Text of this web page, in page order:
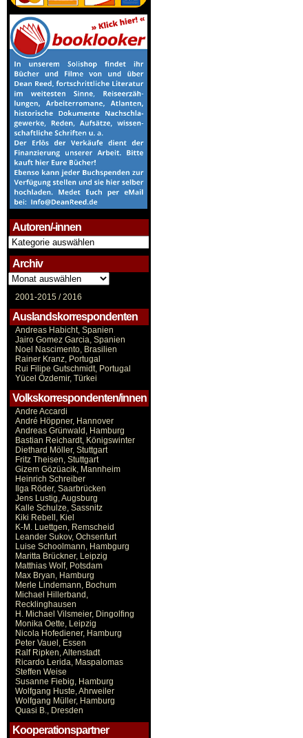
Autoren/-innen
Autoren/-
innen
Archiv
Archiv
2001-2015 /2016
Auslandskorrespondenten
Andreas Habicht, Spanien
Jairo Gomez Garcia, Spanien
Noel Nascimento, Brasilien
Rainer Kranz, Portugal
Rui Filipe Gutschmidt, Portugal
Yücel Özdemir, Türkei
Volkskorrespondenten/innen
Andre Accardi
André Höppner, Hannover
Andreas Grünwald, Hamburg
Bastian Reichardt, Königswinter
Diethard Möller, Stuttgart
Fritz Theisen, Stuttgart
Gizem Gözüacik, Mannheim
Heinrich Schreiber
Ilga Röder, Saarbrücken
Jens Lustig, Augsburg
Kalle Schulze, Sassnitz
Kiki Rebell, Kiel
K-M. Luettgen, Remscheid
Leander Sukov, Ochsenfurt
Luise Schoolmann, Hambgurg
Maritta Brückner, Leipzig
Matthias Wolf, Potsdam
Max Bryan, Hamburg
Merle Lindemann, Bochum
Michael Hillerband,
Recklinghausen
H. Michael Vilsmeier, Dingolfing
Monika Oette, Leipzig
Nicola Hofediener, Hamburg
Peter Vauel, Essen
Ralf Ripken, Altenstadt
Ricardo Lerida, Maspalomas
Steffen Weise
Susanne Fiebig, Hamburg
Wolfgang Huste, Ahrweiler
Wolfgang Müller, Hamburg
Quasi B., Dresden
Kooperationspartner